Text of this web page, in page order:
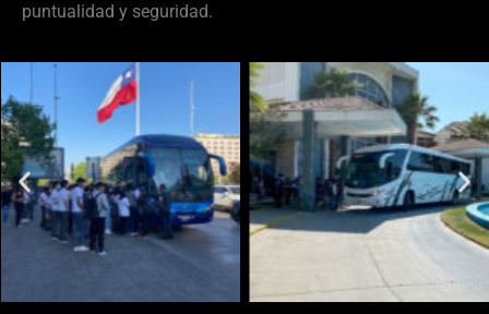
puntualidad y seguridad.